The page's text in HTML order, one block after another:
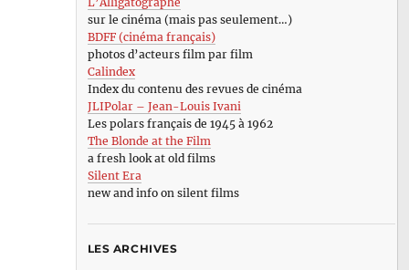
sur le cinéma (mais pas seulement…)
BDFF (cinéma français)
photos d’acteurs film par film
Calindex
Index du contenu des revues de cinéma
JLIPolar – Jean-Louis Ivani
Les polars français de 1945 à 1962
The Blonde at the Film
a fresh look at old films
Silent Era
new and info on silent films
LES ARCHIVES